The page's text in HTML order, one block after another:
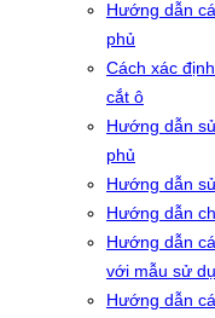
Hướng dẫn
phủ
Cách xác
cắt ô
Hướng dẫn
phủ
Hướng dẫn
Hướng dẫn
Hướng dẫn
với mẫu sử
Hướng dẫn